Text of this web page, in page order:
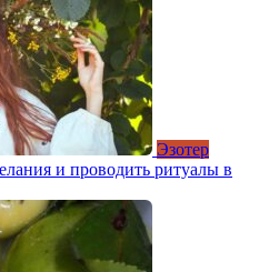
Эзотер
и проводить ритуалы в